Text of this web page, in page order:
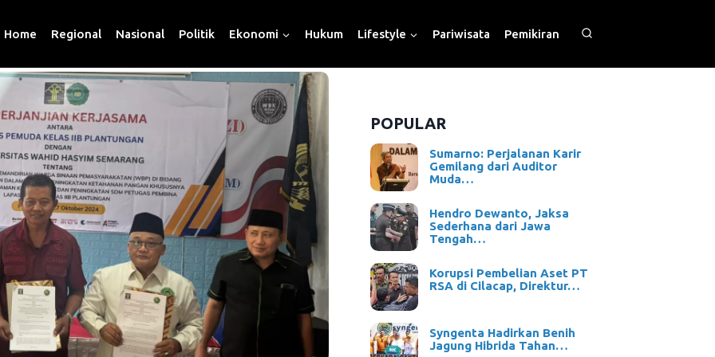
Home Regional Nasional Politik Ekonomi Hukum Lifestyle Pariwisata Pemikiran
POPULAR
Sumarno: Perjalanan Karir
Gemilang dari Auditor
Muda…
Hendro Dewanto, Jaksa
Sederhana dari Jawa
Tengah…
Korupsi Pembelian Aset PT
RSA di Cilacap, Direktur…
Syngenta Hadirkan Benih
Jagung Hibrida Tahan…